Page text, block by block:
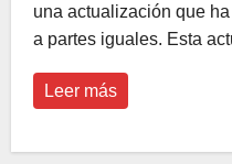
una actualización que
a partes iguales. Esta
Leer más